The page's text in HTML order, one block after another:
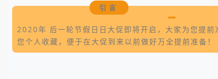
引言
2020年 后一轮节假日日大促即将开启，大家为您提
您个人收藏，便于在大促到来以前做好万全提前准备！